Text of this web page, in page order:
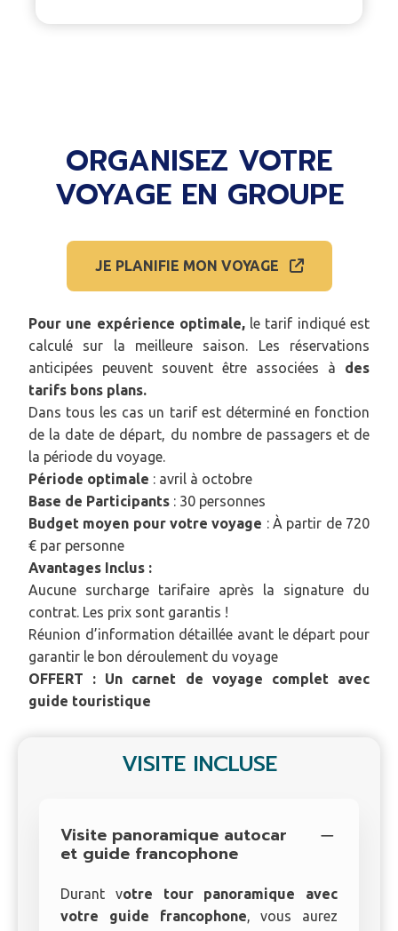
ORGANISEZ VOTRE
VOYAGE EN GROUPE
JE PLANIFIE MON VOYAGE
Pour une expérience optimale,le tarif indiqué est
calculé sur la meilleure saison. Les réservations
anticipées peuvent souvent être associées à des
tarifs bons plans.
Dans tous les cas un tarif est déterminé en fonction
de la date de départ, du nombre de passagers et de
la période du voyage.
Période optimale : avril à octobre
Base de Participants : 30 personnes
Budget moyen pour votre voyage : À partir de 720
€ par personne
Avantages Inclus :
Aucune surcharge tarifaire après la signature du
contrat. Les prix sont garantis !
Réunion d’information détaillée avant le départ pour
garantir le bon déroulement du voyage
OFFERT : Un carnet de voyage complet avec
guide touristique
VISITE INCLUSE
Visite panoramique autocar
et guide francophone
Durant votre tour panoramique avec
votre guide francophone , vous aurez